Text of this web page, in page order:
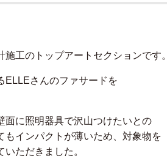
工のトップアートセクションです。
ELLEさんのファサードを
面に照明器具で沢山つけたいとの
もインパクトが薄いため、対象物を
ただきました。